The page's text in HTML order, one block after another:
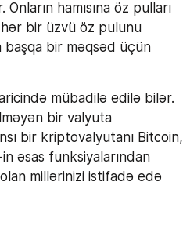
hamısına öz pulları
bir üzvü öz pulunu
bir məqsəd üçün
mübadilə edilə bilər.
bir valyuta
bir kriptovalyutanı Bitcoin,
əsas funksiyalarından
millərinizi istifadə edə